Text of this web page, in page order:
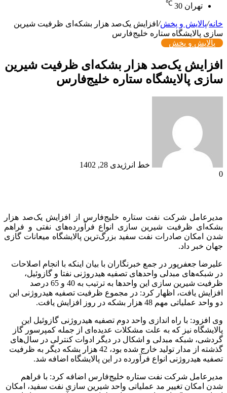
تهران 30
℃
خانه/پالایش و پخش/ افزایش یک‌صد هزار بشکه‌ای ظرفیت شیرین
سازی پالایشگاه ستاره خلیج‌فارس
پالایش و پخش
افزایش یک‌صد هزار بشکه‌ای ظرفیت شیرین
سازی پالایشگاه ستاره خلیج‌فارس
خط انرژیدی 28, 1402
0
مدیرعامل شرکت نفت ستاره خلیج‌فارس از افزایش یک‌صد هزار
بشکه‌ای ظرفیت شیرین سازی انواع فرآورده‌های نفتی و فراهم
شدن امکان صادرات نفت سفید بزرگ‌ترین پالایشگاه میعانات گازی
جهان خبر داد.
علیرضا جعفرپور در جمع خبرنگاران با بیان اینکه با انجام اصلاحات
در شبکه‌های مبدلی واحدهای تصفیه هیدروژنی نفتا و گازوئیل،
ظرفیت شیرین سازی این واحدها به ترتیب به 40 و 65 درصد
افزایش یافت، اظهار کرد: در مجموع ظرفیت تصفیه هیدروژنی این
دو واحد عملیاتی مهم 48 هزار بشکه در روز افزایش یافت.
وی افزود: با راه اندازی واحد دوم تصفیه هیدروژنی گازوئیل این
پالایشگاه نیز که به علت مشکلات عدیده‌ای از جمله کمپرسور گاز
گردشی، شبکه مبدلی و اشکال در دیگر ادوات کنترلی در سال‌های
گذشته از مدار تولید خارج شده بود، 42 هزار بشکه دیگر به ظرفیت
تصفیه هیدروژنی انواع فرآورده در این پالایشگاه اضافه شد.
مدیرعامل شرکت نفت ستاره خلیج‌فارس اضافه کرد: با فراهم
شدن امکان تغییر مد عملیاتی واحد شیرین سازی نفت سفید، امکان